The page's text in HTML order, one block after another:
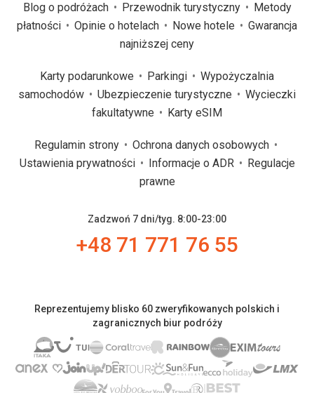
Blog o podróżach Przewodnik turystyczny
Metody
płatności
Opinie o hotelach Nowe hotele
Gwarancja
najniższej ceny
Karty podarunkowe Parkingi
Wypożyczalnia
samochodów
Ubezpieczenie turystyczne
Wycieczki
fakultatywne
Karty eSIM
Regulamin strony
Ochrona danych osobowych
Ustawienia prywatności
Informacje o ADR
Regulacje
prawne
Zadzwoń 7 dni/tyg. 8:00-23:00
+48 71 771 76 55
Reprezentujemy blisko 60 zweryfikowanych polskich i
zagranicznych biur podróży